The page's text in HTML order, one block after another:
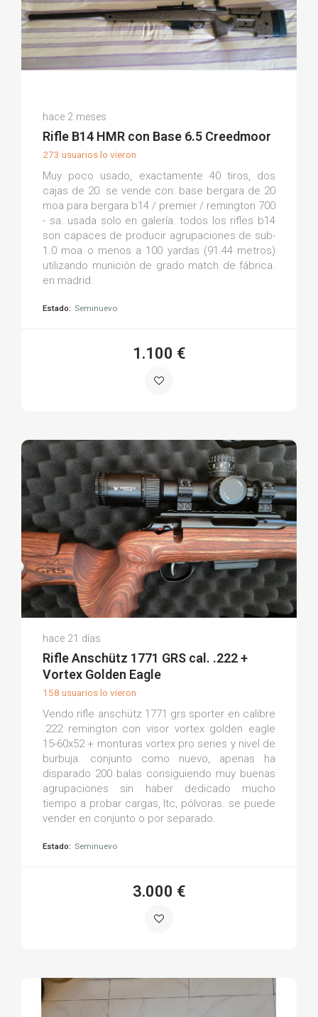
hace 2 meses
Rifle B14 HMR con Base 6.5 Creedmoor
273 usuarios lo vieron
Muy poco usado, exactamente 40 tiros, dos
cajas de 20. se vende con: base bergara de 20
moa para bergara b14 / premier / remington 700
- sa. usada solo en galería. todos los rifles b14
son capaces de producir agrupaciones de sub-
1.0 moa o menos a 100 yardas (91.44 metros)
utilizando munición de grado match de fábrica.
en madrid.
Estado: Seminuevo
1.100 €
Jota S.
(0)
hace 21 días
Rifle Anschütz 1771 GRS cal. .222 +
Vortex Golden Eagle
158 usuarios lo vieron
Vendo rifle anschütz 1771 grs sporter en calibre
.222 remington con visor vortex golden eagle
15-60x52 + monturas vortex pro series y nivel de
burbuja. conjunto como nuevo, apenas ha
disparado 200 balas consiguiendo muy buenas
agrupaciones sin haber dedicado mucho
tiempo a probar cargas, ltc, pólvoras. se puede
vender en conjunto o por separado.
Estado: Seminuevo
3.000 €